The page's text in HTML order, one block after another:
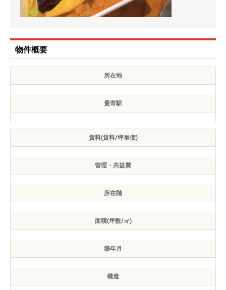
物件概要
所在地
最寄駅
賃料(賃料/坪単価)
管理・共益費
所在階
面積(坪数/㎡)
築年月
構造